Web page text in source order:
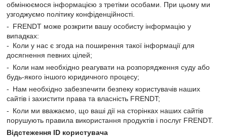
обмінюємося інформацією з третіми особами. При цьому ми
узгоджуємо політику конфіденційності.
FRENDT може розкрити вашу особисту інформацію у
випадках:
Коли у нас є згода на поширення такої інформації для
досягнення певних цілей;
Коли нам необхідно реагувати на розпорядження суду або
будь-якого іншого юридичного процесу;
Нам необхідно забезпечити безпеку користувачів наших
сайтів і захистити права та власність FRENDT;
Коли ми вважаємо, що ваші дії на сторінках наших сайтів
порушують правила використання продуктів і послуг FRENDT.
Відстеження ID користувача